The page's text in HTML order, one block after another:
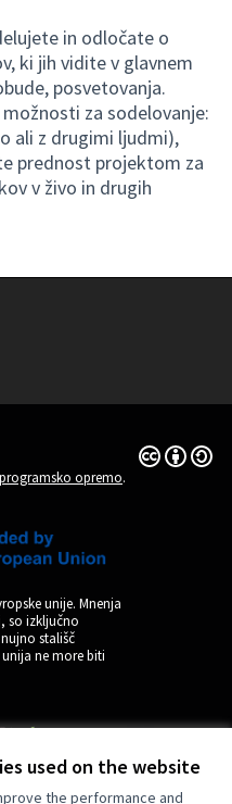
used on the website
the performance and
in odločate o
ki jih vidite v glavnem
posvetovanja.
za sodelovanje:
ali z drugimi ljudmi),
prednost projektom za
v živo in drugih
opremo.
Dovoljenja
(Zunanja
unije. Mnenja
so izključno
stališč
ne more biti